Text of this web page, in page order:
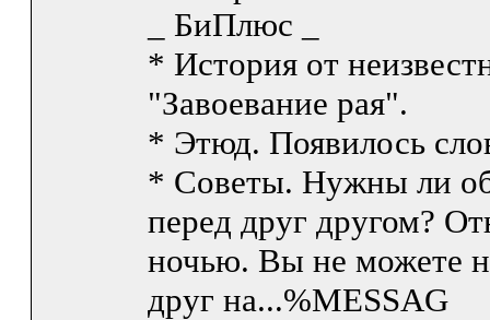
_ БиПлюс _
* История от
"Завоевание рая".
* Этюд. Появилось
* Советы. Нужны ли
перед друг другом?
ночью. Вы не можете
друг на...%MESSAG